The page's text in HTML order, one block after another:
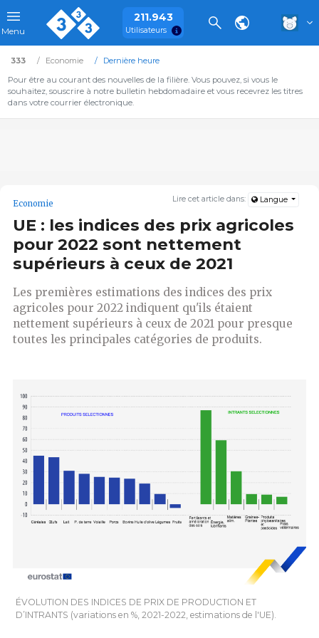
Menu
211.943
Utilisateurs
333 Economie
Dernière heure
Pour être au courant des nouvelles de la filière. Vous pouvez, si vous le
souhaitez, souscrire à notre bulletin hebdomadaire et vous recevrez les titres
dans votre courrier électronique.
Lire cet article dans: Langue
Economie
UE : les indices des prix agricoles
pour 2022 sont nettement
supérieurs à ceux de 2021
Les premières estimations des indices des prix
agricoles pour 2022 indiquent qu'ils étaient
nettement supérieurs à ceux de 2021 pour presque
toutes les principales catégories de produits.
ÉVOLUTION DES INDICES DE PRIX DE PRODUCTION ET
D’INTRANTS (variations en %, 2021-2022, estimations de l'UE).